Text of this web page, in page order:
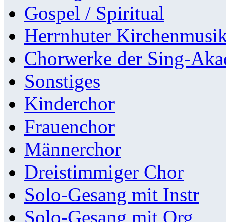
Gospel / Spiritual
Herrnhuter
Chorwerke der Sing-
Sonstiges
Kinderchor
Frauenchor
Männerchor
Dreistimmiger Chor
Solo-Gesang mit Instr
Solo-Gesang mit Org